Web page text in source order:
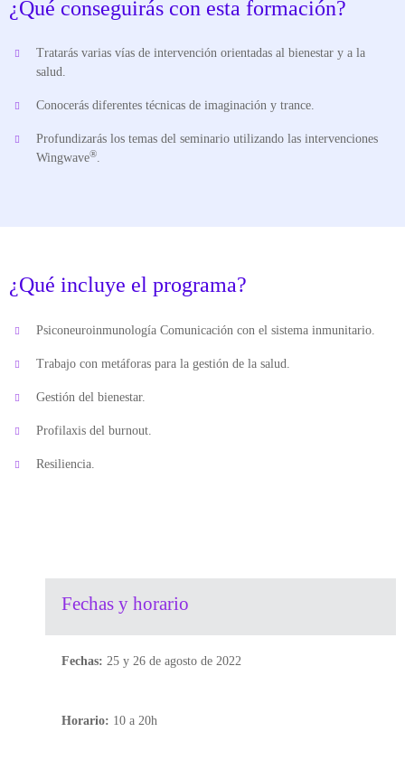
¿Qué conseguirás con esta formación?
Tratarás varias vías de intervención orientadas al bienestar y a la
salud.
Conocerás diferentes técnicas de imaginación y trance.
Profundizarás los temas del seminario utilizando las intervenciones
Wingwave®.
¿Qué incluye el programa?
Psiconeuroinmunología Comunicación con el sistema inmunitario.
Trabajo con metáforas para la gestión de la salud.
Gestión del bienestar.
Profilaxis del burnout.
Resiliencia.
Fechas y horario
Fechas: 25 y 26 de agosto de 2022
Horario: 10 a 20h